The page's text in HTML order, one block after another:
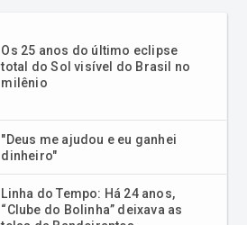
Os 25 anos do último eclipse
total do Sol visível do Brasil no
milênio
"Deus me ajudou e eu ganhei
dinheiro"
Linha do Tempo: Há 24 anos,
“Clube do Bolinha” deixava as